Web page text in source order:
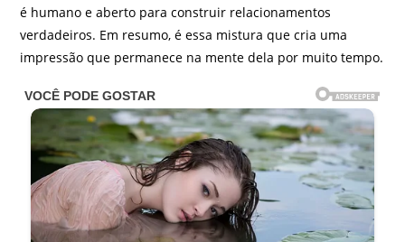
é humano e aberto para construir relacionamentos
verdadeiros. Em resumo, é essa mistura que cria uma
impressão que permanece na mente dela por muito tempo.